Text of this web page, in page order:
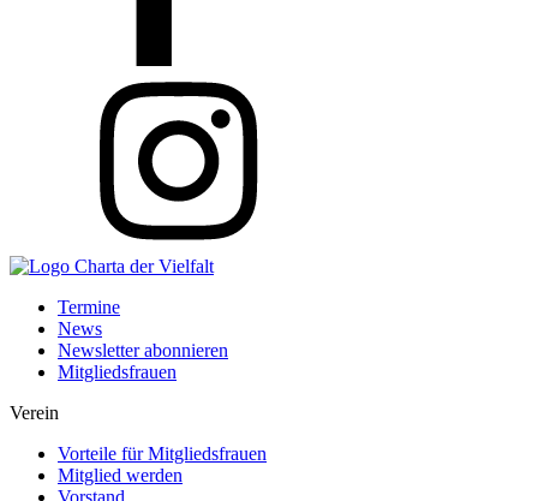
Termine
News
Newsletter abonnieren
Mitgliedsfrauen
Verein
Vorteile für Mitgliedsfrauen
Mitglied werden